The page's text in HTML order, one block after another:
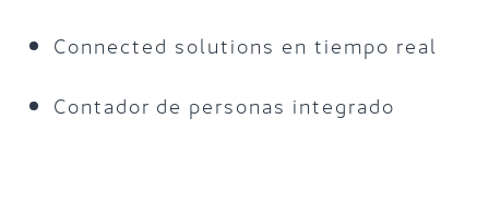
Connected solutions en tiempo real
Contador de personas integrado